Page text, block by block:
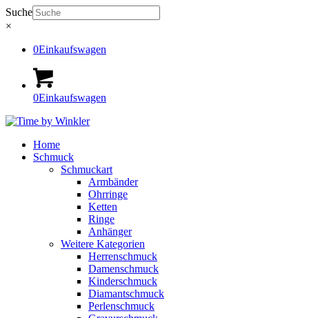
Suche
×
0Einkaufswagen
0Einkaufswagen
Home
Schmuck
Schmuckart
Armbänder
Ohrringe
Ketten
Ringe
Anhänger
Weitere Kategorien
Herrenschmuck
Damenschmuck
Kinderschmuck
Diamantschmuck
Perlenschmuck